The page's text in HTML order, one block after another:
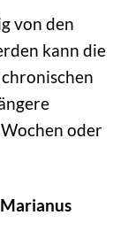
von den
kann die
oder